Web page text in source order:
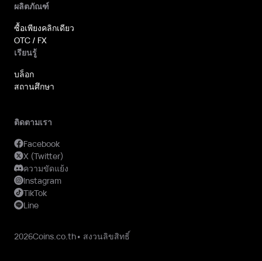
ผลิตภัณฑ์
ซื้อเพียงคลิกเดียว
OTC / FX
เรียนรู้
บล็อก
สถานศึกษา
2026Coins.co.th• สงวนลิขสิทธิ์
ติดตามเรา
Facebook
X (Twitter)
ความขัดแย้ง
Instagram
TikTok
Line